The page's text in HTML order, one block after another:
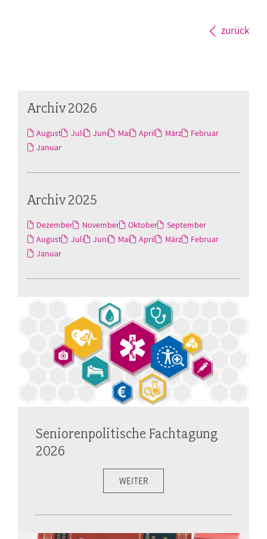
zurück
Archiv 2026
August Juli Juni Mai April März
Februar
Januar
Archiv 2025
Dezember November Oktober
September
August
Juli Juni Mai April März
Februar
Januar
Seniorenpolitische Fachtagung
2026
WEITER